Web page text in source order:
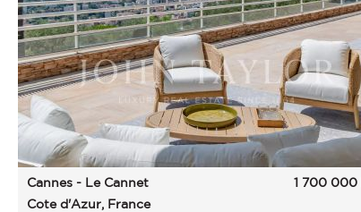
Cannes - Le Cannet
Cote d'Azur, France
1 700 000